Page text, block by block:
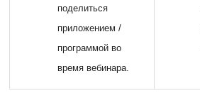
поделиться
приложением /
программой во
время вебинара.